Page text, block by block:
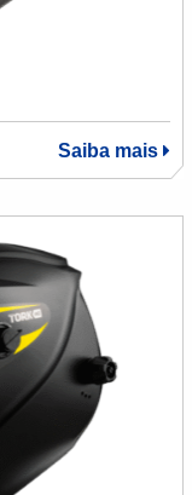
Saiba mais